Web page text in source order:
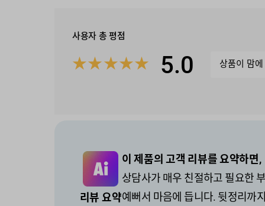
사용자 총 평점
★★★★★ 5.0 상품이 맘
리뷰 요약
이 제품의 고객 리뷰를 요약하면,
상담사가 매우 친절하고 필요한
예뻐서 마음에 듭니다. 뒷정리까